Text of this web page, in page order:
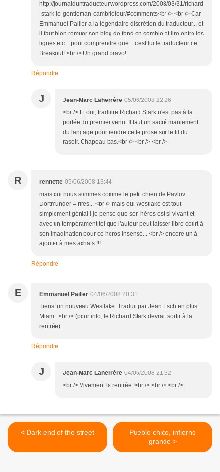
http://journalduntraducteur.wordpress.com/2008/03/31/richard
-stark-le-gentleman-cambrioleur/#comments<br /> <br /> Car
Emmanuel Pailler a la légendaire discrétion du traducteur... et
il faut bien remuer son blog de fond en comble et lire entre les
lignes etc... pour comprendre que... c'est lui le traducteur de
Breakout! <br /> Un grand bravo!
Répondre
J Jean-Marc Laherrère 05/06/2008 22:26
<br /> Et oui, traduire Richard Stark n'est pas à la
portée du premier venu. Il faut un sacré maniement
du langage pour rendre cette prose sur le fil du
rasoir. Chapeau bas.<br /> <br /> <br />
R rennette 05/06/2008 13:44
mais oui nous sommes comme le petit chien de Pavlov :
Dortmunder = rires... <br /> mais oui Westlake est tout
simplement génial ! je pense que son héros est si vivant et
avec un tempérament tel que l'auteur peut laisser libre court à
son imagination pour ce héros insensé... <br /> encore un à
ajouter à mes achats !!!
Répondre
E Emmanuel Pailler 04/06/2008 20:31
Tiens, un nouveau Westlake. Traduit par Jean Esch en plus.
Miam...<br /> (pour info, le Richard Stark devrait sortir à la
rentrée).
Répondre
J Jean-Marc Laherrère 04/06/2008 21:32
<br /> Vivement la rentrée !<br /> <br /> <br />
< Dark end of the street
Pueblo chico, infierno
grande >